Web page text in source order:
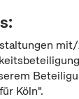
Köln".